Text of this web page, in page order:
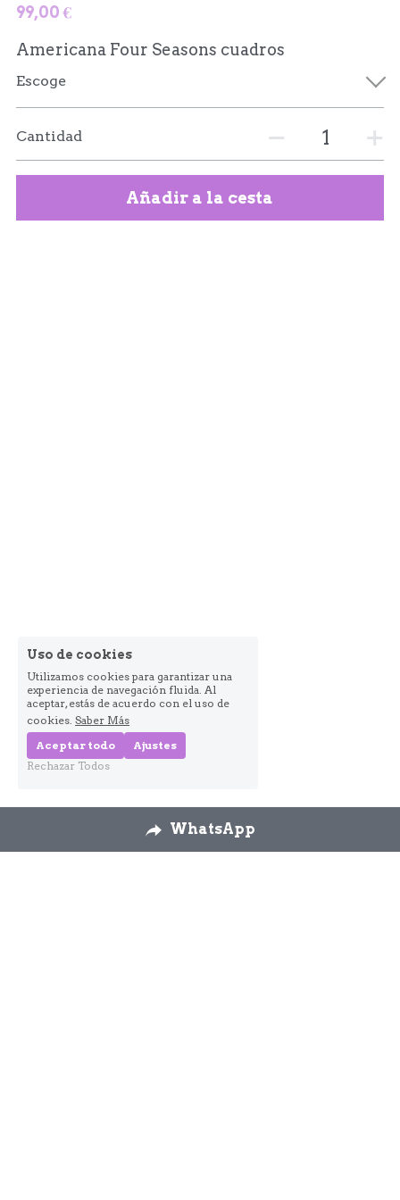
99,00 €
Americana Four Seasons cuadros
Escoge
Cantidad
Añadir a la cesta
WhatsApp
Uso de cookies
Utilizamos cookies para garantizar una
experiencia de navegación fluida. Al
aceptar, estás de acuerdo con el uso de
cookies. Saber Más
Aceptar todo
Ajustes
Rechazar Todos